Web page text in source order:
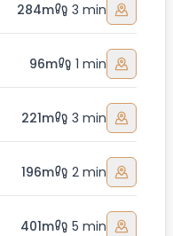
284m 3 min
96m 1 min
221m 3 min
196m 2 min
401m 5 min